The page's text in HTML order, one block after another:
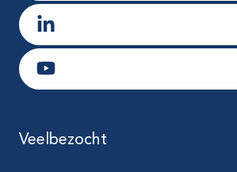
Ga naar LinkedIn
Ga naar Youtube
Veelbezocht